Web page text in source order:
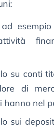
ad
su conti
di
hanno nel
sui